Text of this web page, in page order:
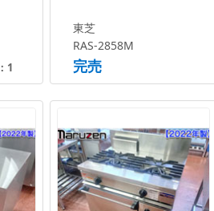
1
東芝
RAS-2858M
完売